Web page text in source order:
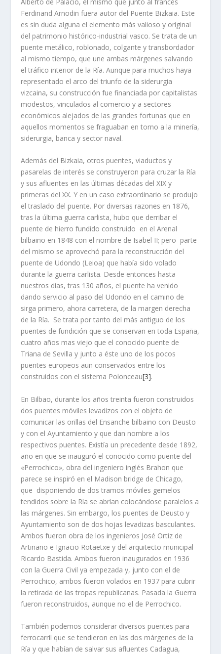
Ferdinand Arnodin fuera autor del Puente Bizkaia. Este
es sin duda alguna el elemento más valioso y original
del patrimonio histórico-industrial vasco. Se trata de un
puente metálico, roblonado, colgante y transbordador
al mismo tiempo, que une ambas márgenes salvando
el tráfico interior de la Rí­a. Aunque para muchos haya
representado el arco del triunfo de la siderurgia
vizcaina, su construcción fue financiada por capitalistas
modestos, vinculados al comercio y a sectores
económicos alejados de las grandes fortunas que en
aquellos momentos se fraguaban en torno a la minerí­a,
siderurgia, banca y sector naval.
Además del Bizkaia, otros puentes, viaductos y
pasarelas de interés se construyeron para cruzar la Rí­a
y sus afluentes en las últimas décadas del XIX y
primeras del XX. Y en un caso extraordinario se produjo
el traslado del puente. Por diversas razones en 1876,
tras la última guerra carlista, hubo que derribar el
puente de hierro fundido construido en el Arenal
bilbaino en 1848 con el nombre de Isabel II; pero parte
del mismo se aprovechó para la reconstrucción del
puente de Udondo (Leioa) que habí­a sido volado
durante la guerra carlista. Desde entonces hasta
nuestros dí­as, tras 130 años, el puente ha venido
dando servicio al paso del Udondo en el camino de
sirga primero, ahora carretera, de la margen derecha
de la Rí­a. Se trata por tanto del más antiguo de los
puentes de fundición que se conservan en toda España,
cuatro años mas viejo que el conocido puente de
Triana de Sevilla y junto a éste uno de los pocos
puentes europeos aun conservados entre los
construidos con el sistema Polonceau[3].
En Bilbao, durante los años treinta fueron construidos
dos puentes móviles levadizos con el objeto de
comunicar las orillas del Ensanche bilbaino con Deusto
y con el Ayuntamiento y que dan nombre a los
respectivos puentes. Existí­a un precedente desde 1892,
año en que se inauguró el conocido como puente del
«Perrochico», obra del ingeniero inglés Brahon que
parece se inspiró en el Madison bridge de Chicago,
que disponiendo de dos tramos móviles gemelos
tendidos sobre la Rí­a se abrí­an colocándose paralelos a
las márgenes. Sin embargo, los puentes de Deusto y
Ayuntamiento son de dos hojas levadizas basculantes.
Ambos fueron obra de los ingenieros José Ortiz de
Artiñano e Ignacio Rotaetxe y del arquitecto municipal
Ricardo Bastida. Ambos fueron inaugurados en 1936
con la Guerra Civil ya empezada y, junto con el de
Perrochico, ambos fueron volados en 1937 para cubrir
la retirada de las tropas republicanas. Pasada la Guerra
fueron reconstruidos, aunque no el de Perrochico.
También podemos considerar diversos puentes para
ferrocarril que se tendieron en las dos márgenes de la
Rí­a y que habí­an de salvar sus afluentes Cadagua,